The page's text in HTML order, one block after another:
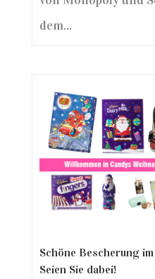
dem...
Schöne Bescherung
Seien Sie dabei!